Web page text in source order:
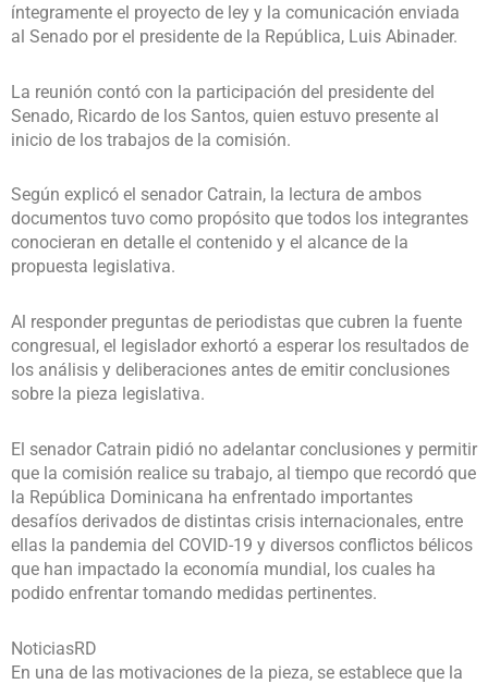
íntegramente el proyecto de ley y la comunicación enviada
al Senado por el presidente de la República, Luis Abinader.
La reunión contó con la participación del presidente del
Senado, Ricardo de los Santos, quien estuvo presente al
inicio de los trabajos de la comisión.
Según explicó el senador Catrain, la lectura de ambos
documentos tuvo como propósito que todos los integrantes
conocieran en detalle el contenido y el alcance de la
propuesta legislativa.
Al responder preguntas de periodistas que cubren la fuente
congresual, el legislador exhortó a esperar los resultados de
los análisis y deliberaciones antes de emitir conclusiones
sobre la pieza legislativa.
El senador Catrain pidió no adelantar conclusiones y permitir
que la comisión realice su trabajo, al tiempo que recordó que
la República Dominicana ha enfrentado importantes
desafíos derivados de distintas crisis internacionales, entre
ellas la pandemia del COVID-19 y diversos conflictos bélicos
que han impactado la economía mundial, los cuales ha
podido enfrentar tomando medidas pertinentes.
NoticiasRD
En una de las motivaciones de la pieza, se establece que la